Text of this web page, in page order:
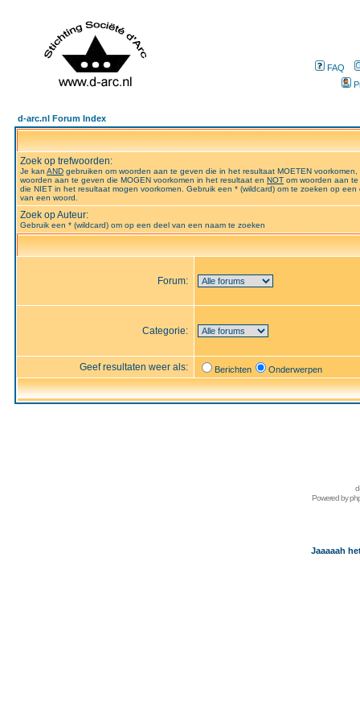
FAQ
d-arc.nl Forum Index
Zoek op trefwoorden:
Je kan AND gebruiken om woorden aan te geven die in het resultaat MOETEN voorkomen,
woorden aan te geven die MOGEN voorkomen in het resultaat en NOT om woorden aan
die NIET in het resultaat mogen voorkomen. Gebruik een * (wildcard) om te zoeken op een
van een woord.
Zoek op Auteur:
Gebruik een * (wildcard) om op een deel van een naam te zoeken
Forum:
Categorie:
Geef resultaten weer als: Berichten Onderwerpen
Powered by
Jaaaaah